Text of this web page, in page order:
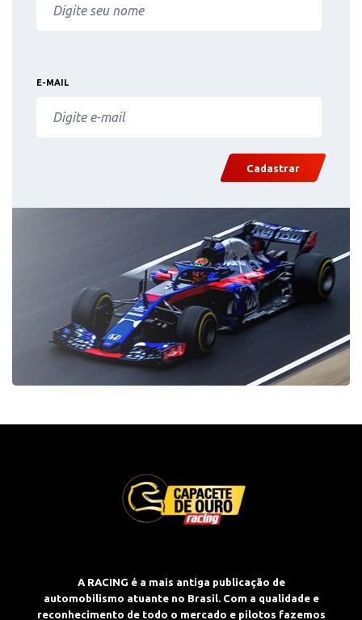
E-MAIL
Cadastrar
A RACING é a mais antiga publicação de
automobilismo atuante no Brasil. Com a qualidade e
reconhecimento de todo o mercado e pilotos fazemos